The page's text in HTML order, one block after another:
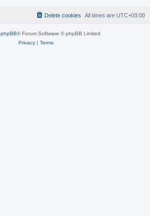
All times are UTC+03:00
Delete cookies
phpBB® Forum Software © phpBB Limited
Privacy| Terms